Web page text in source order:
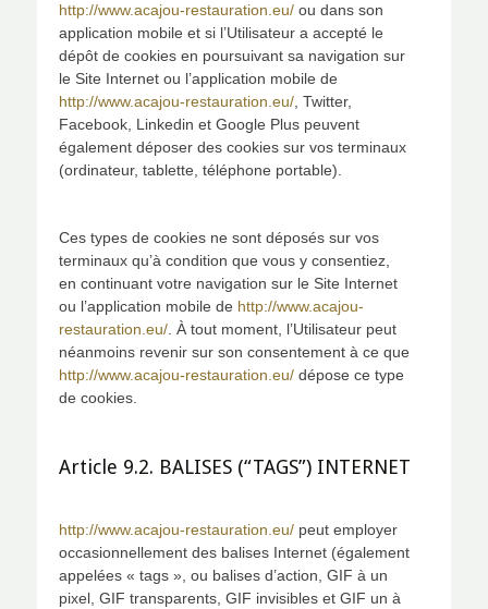
http://www.acajou-restauration.eu/ ou dans son
application mobile et si l’Utilisateur a accepté le
dépôt de cookies en poursuivant sa navigation sur
le Site Internet ou l’application mobile de
http://www.acajou-restauration.eu/ , Twitter,
Facebook, Linkedin et Google Plus peuvent
également déposer des cookies sur vos terminaux
(ordinateur, tablette, téléphone portable).
Ces types de cookies ne sont déposés sur vos
terminaux qu’à condition que vous y consentiez,
en continuant votre navigation sur le Site Internet
ou l’application mobile de http://www.acajou-
restauration.eu/ . À tout moment, l’Utilisateur peut
néanmoins revenir sur son consentement à ce que
http://www.acajou-restauration.eu/ dépose ce type
de cookies.
Article 9.2. BALISES (“TAGS”) INTERNET
http://www.acajou-restauration.eu/ peut employer
occasionnellement des balises Internet (également
appelées « tags », ou balises d’action, GIF à un
pixel, GIF transparents, GIF invisibles et GIF un à